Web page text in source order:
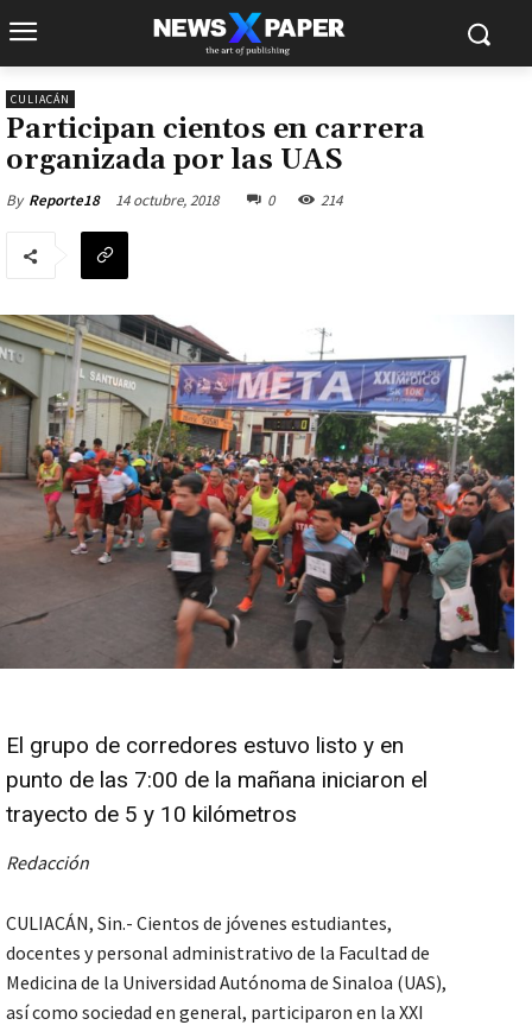
CULIACÁN
Participan cientos en carrera
organizada por las UAS
By Reporte18 14 octubre, 2018 0 214
El grupo de corredores estuvo listo y en
punto de las 7:00 de la mañana iniciaron el
trayecto de 5 y 10 kilómetros
Redacción
CULIACÁN, Sin.- Cientos de jóvenes estudiantes,
docentes y personal administrativo de la Facultad de
Medicina de la Universidad Autónoma de Sinaloa (UAS),
así como sociedad en general, participaron en la XXI